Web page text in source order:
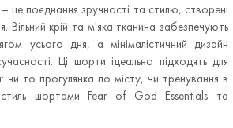
поєднання зручності та стилю, створені
Вільний крій та м'яка тканина забезпечують
усього дня, а мінімалістичний дизайн
Ці шорти ідеально підходять для
чи то прогулянка по місту, чи тренування в
стиль шортами Fear of God Essentials та